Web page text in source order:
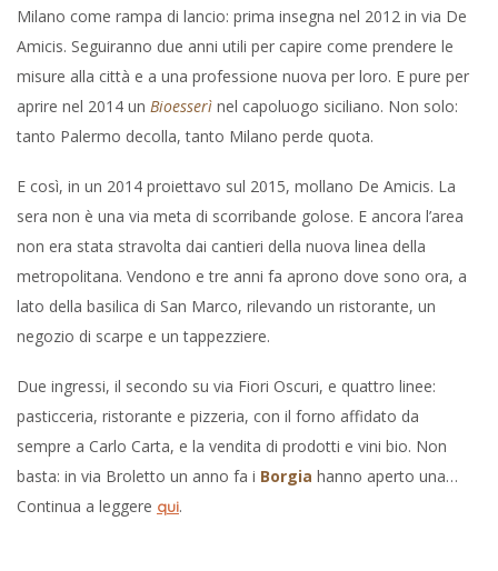
Milano come rampa di lancio: prima insegna nel 2012 in via De
Amicis. Seguiranno due anni utili per capire come prendere le
misure alla città e a una professione nuova per loro. E pure per
aprire nel 2014 un Bioesserì nel capoluogo siciliano. Non solo:
tanto Palermo decolla, tanto Milano perde quota.
E così, in un 2014 proiettavo sul 2015, mollano De Amicis. La
sera non è una via meta di scorribande golose. E ancora l’area
non era stata stravolta dai cantieri della nuova linea della
metropolitana. Vendono e tre anni fa aprono dove sono ora, a
lato della basilica di San Marco, rilevando un ristorante, un
negozio di scarpe e un tappezziere.
Due ingressi, il secondo su via Fiori Oscuri, e quattro linee:
pasticceria, ristorante e pizzeria, con il forno affidato da
sempre a Carlo Carta, e la vendita di prodotti e vini bio. Non
basta: in via Broletto un anno fa i Borgia hanno aperto una…
Continua a leggere qui.